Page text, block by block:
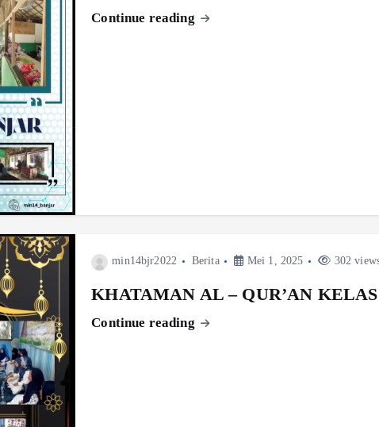
Continue reading
min14bjr2022 Berita Mei 1, 2025 302
KHATAMAN AL – QUR’AN KELAS
Continue reading